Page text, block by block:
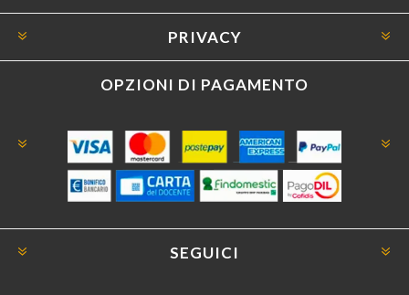
PRIVACY
OPZIONI DI PAGAMENTO
SEGUICI